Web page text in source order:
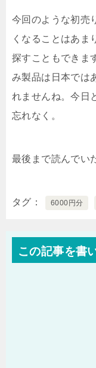
今回のような初売
くなることはあま
探すこともできま
み製品は日本では
れませんね。今日
忘れなく。
最後まで読んでい
タグ 6000円分
この記事を書